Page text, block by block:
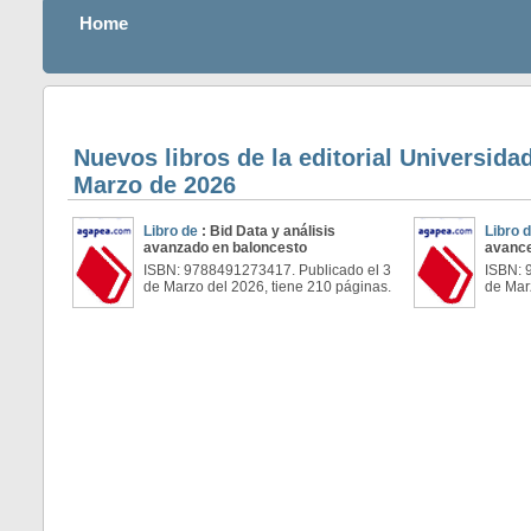
Home
Nuevos libros de la editorial
Marzo de 2026
Libro de : Bid Data y análisis
avanzado en baloncesto
ISBN: 9788491273417. Publicado el 3
de Marzo del 2026, tiene 210 páginas.
Libro
ISBN:
de